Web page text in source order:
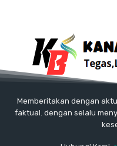
Memberitakan dengan
faktual. dengan selalu